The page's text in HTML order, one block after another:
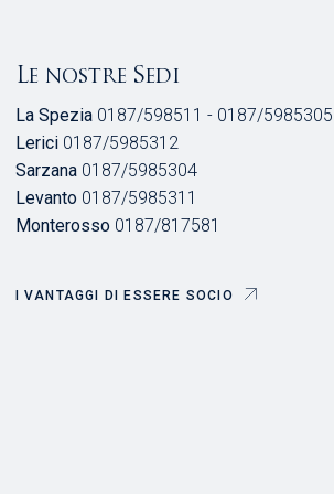
Le nostre Sedi
La Spezia0187/598511 - 0187/5985305
Lerici0187/5985312
Sarzana0187/5985304
Levanto0187/5985311
Monterosso0187/817581
I VANTAGGI DI ESSERE SOCIO